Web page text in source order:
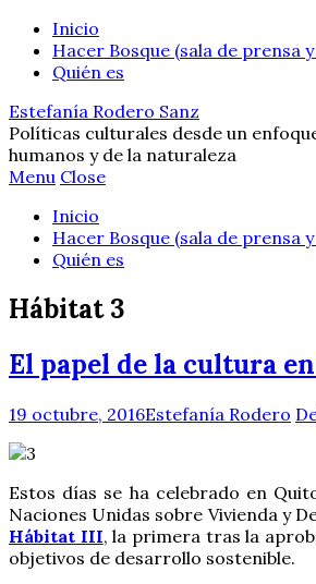
Inicio
Hacer Bosque (sala de prensa
Quién es
Estefanía Rodero Sanz
Políticas culturales desde un
humanos y de la naturaleza
Menu Close
Inicio
Hacer Bosque (sala de prensa
Quién es
Hábitat 3
El papel de la cultura
19 octubre, 2016Estefanía Rodero
Estos días se ha celebrado en
Naciones Unidas sobre Vivienda y
Hábitat III, la primera tras la
objetivos de desarrollo sostenible.